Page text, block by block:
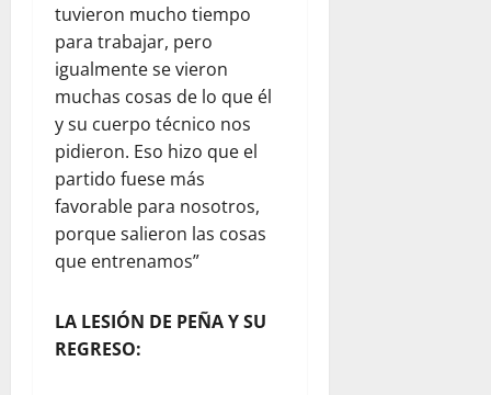
tuvieron mucho tiempo
para trabajar, pero
igualmente se vieron
muchas cosas de lo que él
y su cuerpo técnico nos
pidieron. Eso hizo que el
partido fuese más
favorable para nosotros,
porque salieron las cosas
que entrenamos”
LA LESIÓN DE PEÑA Y SU
REGRESO: